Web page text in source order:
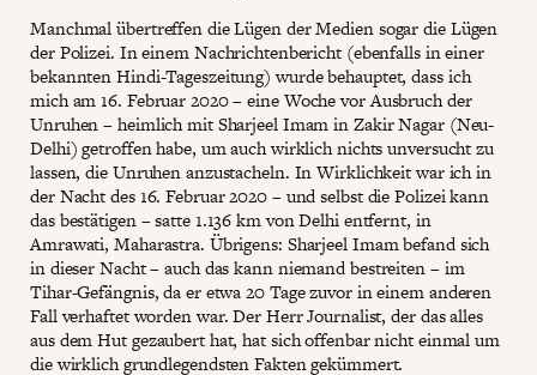
Manchmal übertreffen die Lügen der Medien sogar die Lügen
der Polizei. In einem Nachrichtenbericht (ebenfalls in einer
bekannten Hindi-Tageszeitung) wurde behauptet, dass ich
mich am 16. Februar 2020 – eine Woche vor Ausbruch der
Unruhen – heimlich mit Sharjeel Imam in Zakir Nagar (Neu-
Delhi) getroffen habe, um auch wirklich nichts unversucht zu
lassen, die Unruhen anzustacheln. In Wirklichkeit war ich in
der Nacht des 16. Februar 2020 – und selbst die Polizei kann
das bestätigen – satte 1.136 km von Delhi entfernt, in
Amrawati, Maharastra. Übrigens: Sharjeel Imam befand sich
in dieser Nacht – auch das kann niemand bestreiten – im
Tihar-Gefängnis, da er etwa 20 Tage zuvor in einem anderen
Fall verhaftet worden war. Der Herr Journalist, der das alles
aus dem Hut gezaubert hat, hat sich offenbar nicht einmal um
die wirklich grundlegendsten Fakten gekümmert.